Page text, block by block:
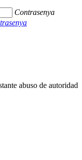
Contrasenya
abuso de autoridad